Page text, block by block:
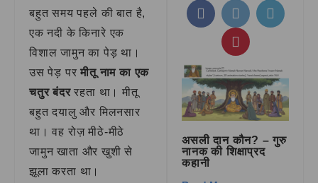
बहुत समय पहले की बात है,
एक नदी के किनारे एक
विशाल जामुन का पेड़ था।
उस पेड़ परमीतू नाम का एक
चतुर बंदररहता था। मीतू
बहुत दयालु और मिलनसार
था। वह रोज़ मीठे-मीठे
जामुन खाता और खुशी से
झूला करता था।
असली दान कौन? – गुरु
नानक की शिक्षाप्रद
कहानी